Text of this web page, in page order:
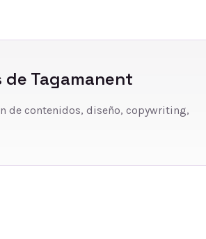
de Tagamanent
de contenidos, diseño, copywriting,